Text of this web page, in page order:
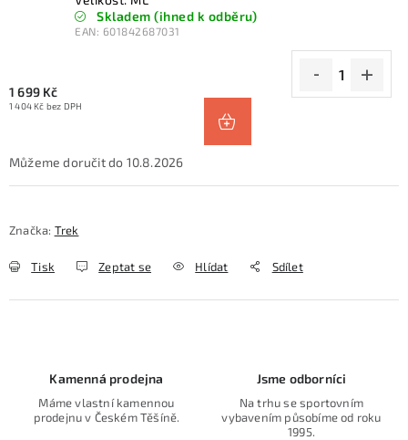
Skladem (ihned k odběru)
EAN: 601842687031
1 699 Kč
1 404 Kč bez DPH
10.8.2026
Značka: Trek
Tisk Zeptat se Hlídat Sdílet
Kamenná prodejna
Máme vlastní kamennou
prodejnu v Českém Těšíně.
Jsme odborníci
Na trhu se sportovním
vybavením působíme od roku
1995.